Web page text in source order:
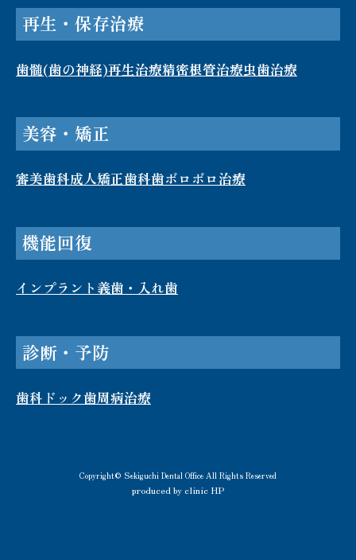
再生・保存治療
歯髄(歯の神経)再生治療精密根管治療虫歯治療
美容・矯正
審美歯科成人矯正歯科歯ボロボロ治療
機能回復
インプラント 義歯・入れ歯
診断・予防
歯科ドック歯周病治療
Copyright© Sekiguchi Dental Office All Rights Reserved
produced by clinic HP